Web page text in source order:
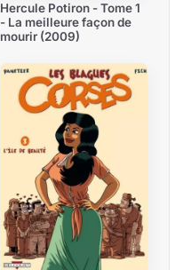
Hercule Potiron - Tome 1
- La meilleure façon de
mourir (2009)